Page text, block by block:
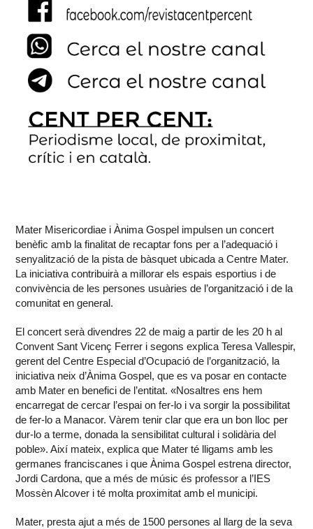
Mater Misericordiae i Ànima Gospel impulsen un concert
benèfic amb la finalitat de recaptar fons per a l’adequació i
senyalització de la pista de bàsquet ubicada a Centre Mater.
La iniciativa contribuirà a millorar els espais esportius i de
convivència de les persones usuàries de l’organització i de la
comunitat en general.
El concert serà divendres 22 de maig a partir de les 20 h al
Convent Sant Vicenç Ferrer i segons explica Teresa Vallespir,
gerent del Centre Especial d’Ocupació de l’organització, la
iniciativa neix d’Ànima Gospel, que es va posar en contacte
amb Mater en benefici de l’entitat. «Nosaltres ens hem
encarregat de cercar l’espai on fer-lo i va sorgir la possibilitat
de fer-lo a Manacor. Vàrem tenir clar que era un bon lloc per
dur-lo a terme, donada la sensibilitat cultural i solidària del
poble». Així mateix, explica que Mater té lligams amb les
germanes franciscanes i que Ànima Gospel estrena director,
Jordi Cardona, que a més de músic és professor a l’IES
Mossèn Alcover i té molta proximitat amb el municipi.
Mater, presta ajut a més de 1500 persones al llarg de la seva